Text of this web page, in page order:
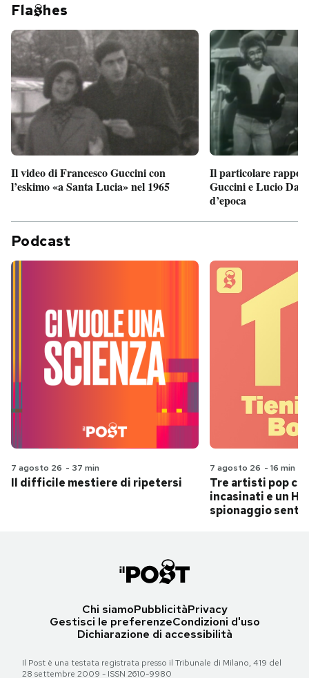
Fla hes
Il video di Francesco Guccini con
l’eskimo «a Santa Lucia» nel 1965
Il particolare
Guccini e Lucio
d’epoca
Podcast
7 agosto 26 - 37 min
Il difficile mestiere di ripetersi
7 agosto 26 - 16 min
Tre artisti pop
incasinati e un
spionaggio
Chi siamoPubblicitàPrivacy
Gestisci le preferenzeCondizioni d'uso
Dichiarazione di accessibilità
Il Post è una testata registrata presso il Tribunale di Milano, 419 del
28 settembre 2009 - ISSN 2610-9980